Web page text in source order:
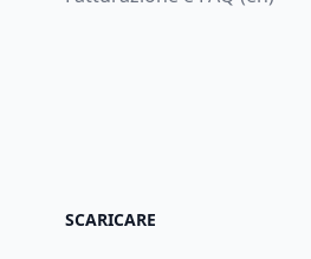
SCARICARE